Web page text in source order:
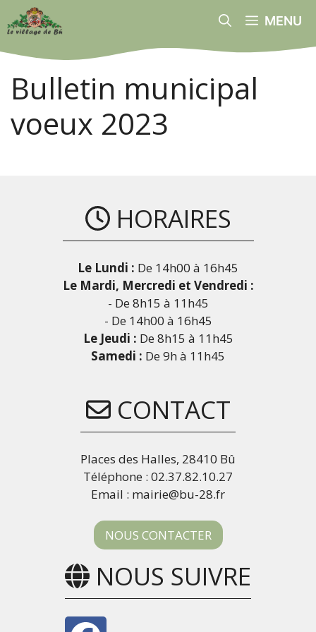
au
MENU
Bulletin municipal
voeux 2023
HORAIRES
Le Lundi : De 14h00 à 16h45
Le Mardi, Mercredi et Vendredi :
- De 8h15 à 11h45
- De 14h00 à 16h45
Le Jeudi : De 8h15 à 11h45
Samedi : De 9h à 11h45
CONTACT
Places des Halles, 28410 Bû
Téléphone : 02.37.82.10.27
Email : mairie@bu-28.fr
NOUS CONTACTER
NOUS SUIVRE